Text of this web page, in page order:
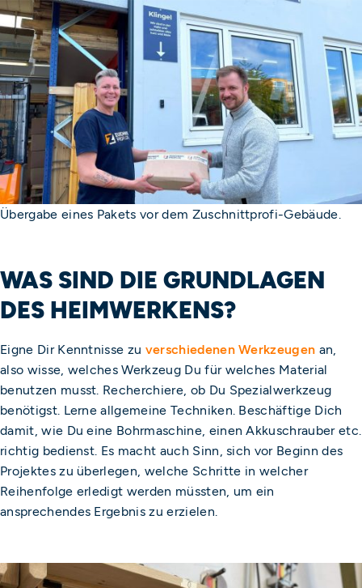
Übergabe eines Pakets vor dem Zuschnittprofi-Gebäude.
WAS SIND DIE GRUNDLAGEN
DES HEIMWERKENS?
Eigne Dir Kenntnisse zu verschiedenen Werkzeugen an,
also wisse, welches Werkzeug Du für welches Material
benutzen musst. Recherchiere, ob Du Spezialwerkzeug
benötigst. Lerne allgemeine Techniken. Beschäftige Dich
damit, wie Du eine Bohrmaschine, einen Akkuschrauber etc.
richtig bedienst. Es macht auch Sinn, sich vor Beginn des
Projektes zu überlegen, welche Schritte in welcher
Reihenfolge erledigt werden müssten, um ein
ansprechendes Ergebnis zu erzielen.